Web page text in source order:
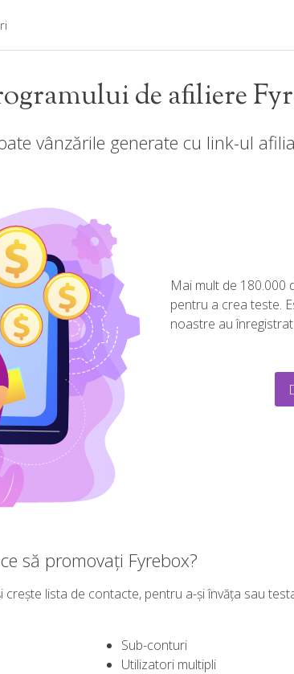
de afiliere
vânzările generate cu link-ul
Mai mult de 180.000
pentru a crea teste.
noastre au
să promovați Fyrebox?
lista de contacte, pentru a-și învăța sau
Sub-conturi
Utilizatori multipli